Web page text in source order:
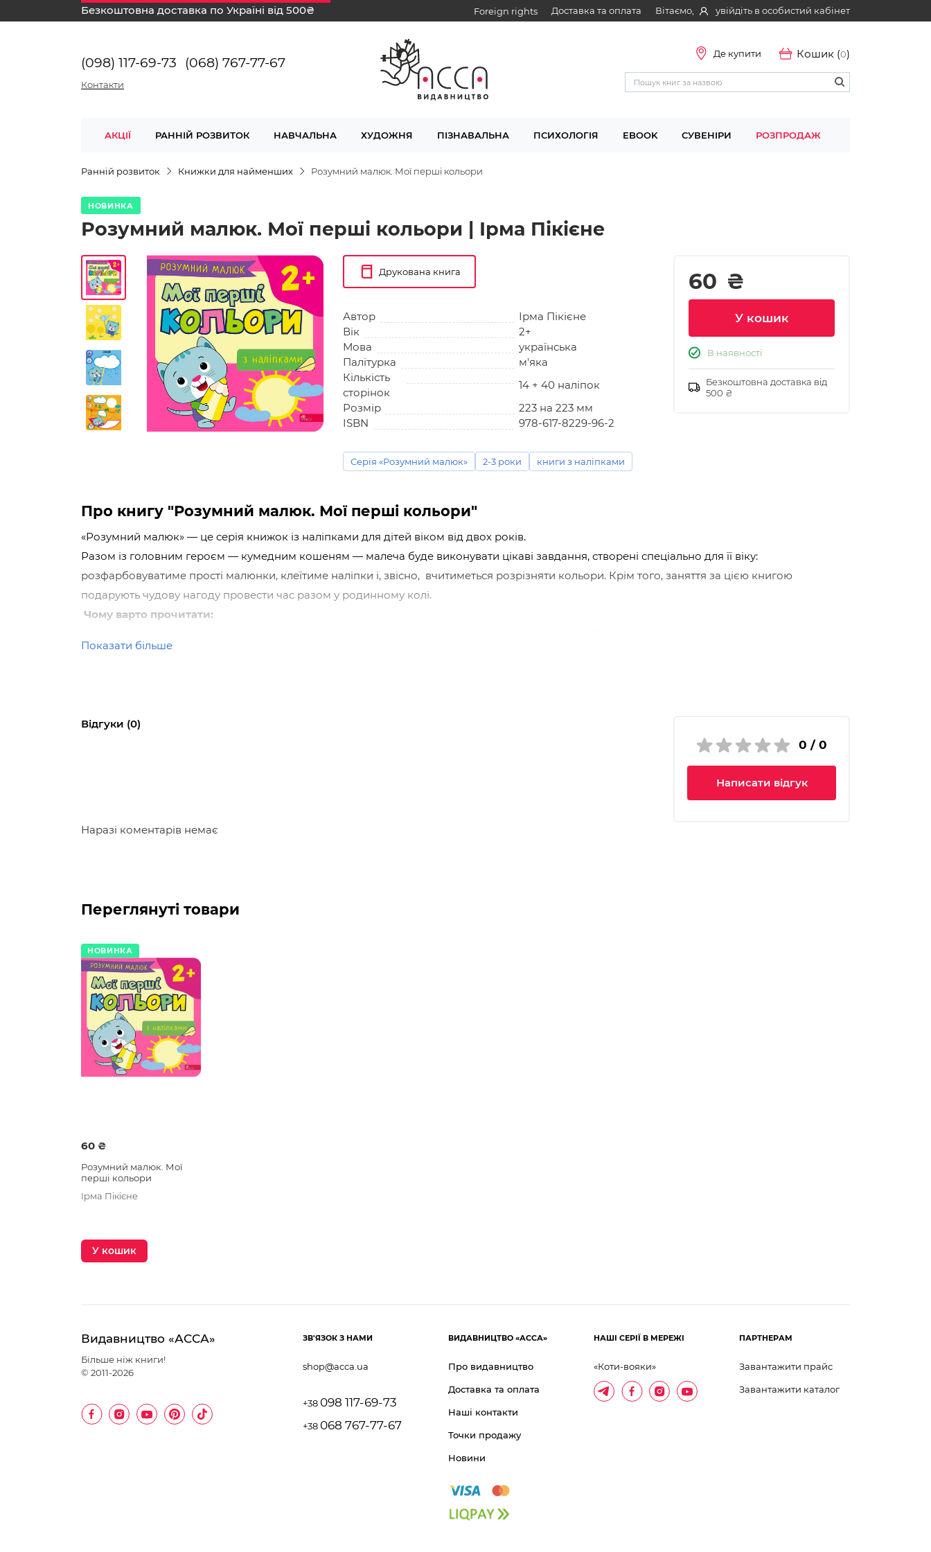
Безкоштовна доставка по Україні від 500₴ Foreign rights Доставка та оплата Вітаємо, увійдіть в особистий кабінет
(098) 117-69-73 (068) 767-77-67
Контакти
Де купити Кошик (0)
АКЦІЇ РАННІЙ РОЗВИТОК НАВЧАЛЬНА ХУДОЖНЯ ПІЗНАВАЛЬНА ПСИХОЛОГІЯ EBOOK СУВЕНІРИ РОЗПРОДАЖ
Ранній розвиток Книжки для найменших Розумний малюк. Мої перші кольори
НОВИНКА
Розумний малюк. Мої перші кольори | Ірма Пікієне
Друкована книга
Автор
Ірма Пікієне
Вік
2+
Мова
українська
Палітурка
м'яка
Кількість
сторінок
14 + 40 наліпок
Розмір
223 на 223 мм
ISBN
978-617-8229-96-2
Серія «Розумний малюк» 2-3 роки книги з наліпками
60 ₴
У кошик
В наявності
Безкоштовна доставка від
500 ₴
Про книгу "Розумний малюк. Мої перші кольори"
«Розумний малюк» — це серія книжок із наліпками для дітей віком від двох років.
Разом із головним героєм — кумедним кошеням — малеча буде виконувати цікаві завдання, створені спеціально для її віку:
розфарбовуватиме прості малюнки, клеїтиме наліпки і, звісно, вчитиметься розрізняти кольори. Крім того, заняття за цією книгою
подарують чудову нагоду провести час разом у родинному колі.
Чому варто прочитати:
Заокруглені краї книжок безпечні для малюків.
Показати більше
Відгуки (0)
0 / 0
Написати відгук
Наразі коментарів немає
Переглянуті товари
НОВИНКА
60 ₴
Розумний малюк. Мої
перші кольори
Ірма Пікієне
У кошик
Видавництво «АССА»
Більше ніж книги!
© 2011-2026
ЗВ'ЯЗОК З НАМИ
shop@acca.ua
+38 098 117-69-73
+38 068 767-77-67
ВИДАВНИЦТВО «АССА»
Про видавництво
Доставка та оплата
Наші контакти
Точки продажу
Новини
НАШІ СЕРІЇ В МЕРЕЖІ
«Коти-вояки»
ПАРТНЕРАМ
Завантажити прайс
Завантажити каталог